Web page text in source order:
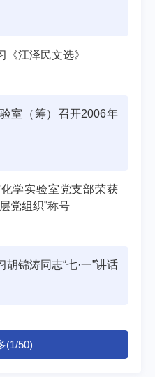
江泽民文选》
室（筹）召开2006年
学实验室党支部荣获
党组织”称号
锦涛同志“七·一”讲话
(1/50)